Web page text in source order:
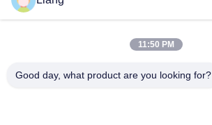
11:50 PM
Good day, what product are you looking for?